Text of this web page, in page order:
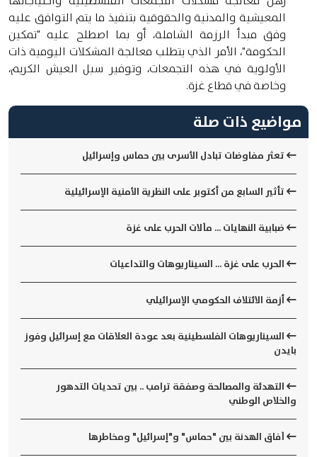
المعيشية والمدنية والحقوقية بتنفيذ ما يتم التوافق عليه
وفق مبدأ الرزمة الشاملة، أو بما اصطلح عليه "تمكين
الحكومة"، الأمر الذي يتطلب معالجة المشكلات اليومية ذات
الأولوية في هذه التجمعات، وتوفير سبل العيش الكريم،
وخاصة في قطاع غزة.
مواضيع ذات صلة
تعثر مفاوضات تبادل الأسرى بين حماس وإسرائيل
تأثير السابع من أكتوبر على النظرية الأمنية الإسرائيلية
ضبابية النهايات ... مآلات الحرب على غزة
الحرب على غزة ... السيناريوهات والتداعيات
أزمة الائتلاف الحكومي الإسرائيلي
السيناريوهات الفلسطينية بعد عودة العلاقات مع إسرائيل وفوز
بايدن
التهدئة والمصالحة وصفقة ترامب .. بين تحديات التدهور
والخلاص الوطني
آفاق الهدنة بين "حماس" و"إسرائيل" ومخاطرها